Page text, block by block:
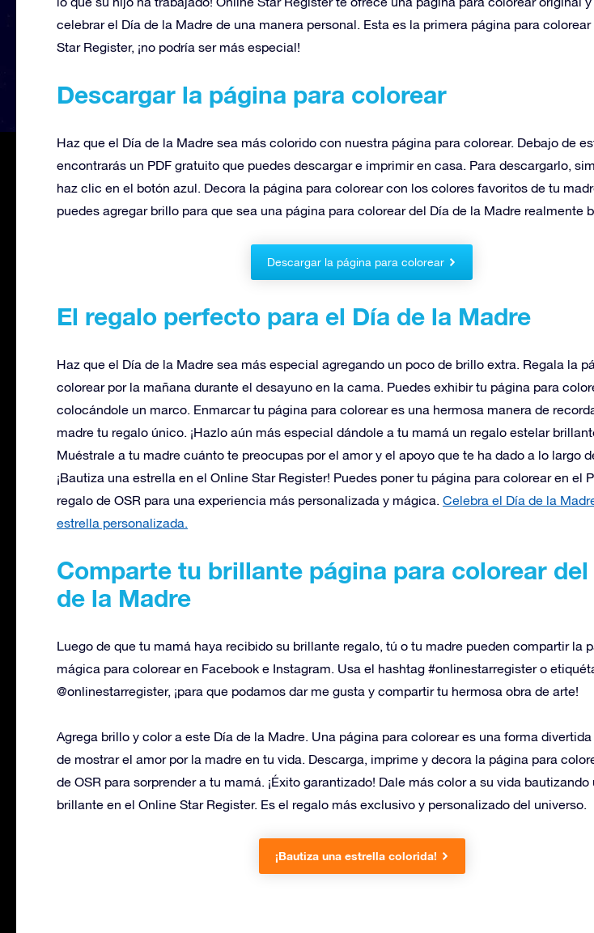
celebrar el Día de la Madre de una manera personal. Esta es la primera página para
Star Register, ¡no podría ser más especial!
Descargar la página para colorear
Haz que el Día de la Madre sea más colorido con nuestra página para colorear. Debajo de
encontrarás un PDF gratuito que puedes descargar e imprimir en casa. Para descargarlo,
haz clic en el botón azul. Decora la página para colorear con los colores favoritos de tu
puedes agregar brillo para que sea una página para colorear del Día de la Madre realmente
Descargar la página para colorear
El regalo perfecto para el Día de la Madre
Haz que el Día de la Madre sea más especial agregando un poco de brillo extra. Regala la
colorear por la mañana durante el desayuno en la cama. Puedes exhibir tu página para
colocándole un marco. Enmarcar tu página para colorear es una hermosa manera de
madre tu regalo único. ¡Hazlo aún más especial dándole a tu mamá un regalo estelar
Muéstrale a tu madre cuánto te preocupas por el amor y el apoyo que te ha dado a lo largo
¡Bautiza una estrella en el Online Star Register! Puedes poner tu página para colorear en el
regalo de OSR para una experiencia más personalizada y mágica. Celebra el Día de la
estrella personalizada.
Comparte tu brillante página para colorear del
de la Madre
Luego de que tu mamá haya recibido su brillante regalo, tú o tu madre pueden compartir la
mágica para colorear en Facebook e Instagram. Usa el hashtag #onlinestarregister o
@onlinestarregister, ¡para que podamos dar me gusta y compartir tu hermosa obra de arte!
Agrega brillo y color a este Día de la Madre. Una página para colorear es una forma
de mostrar el amor por la madre en tu vida. Descarga, imprime y decora la página para
de OSR para sorprender a tu mamá. ¡Éxito garantizado! Dale más color a su vida bautizando
brillante en el Online Star Register. Es el regalo más exclusivo y personalizado del universo.
¡Bautiza una estrella colorida!